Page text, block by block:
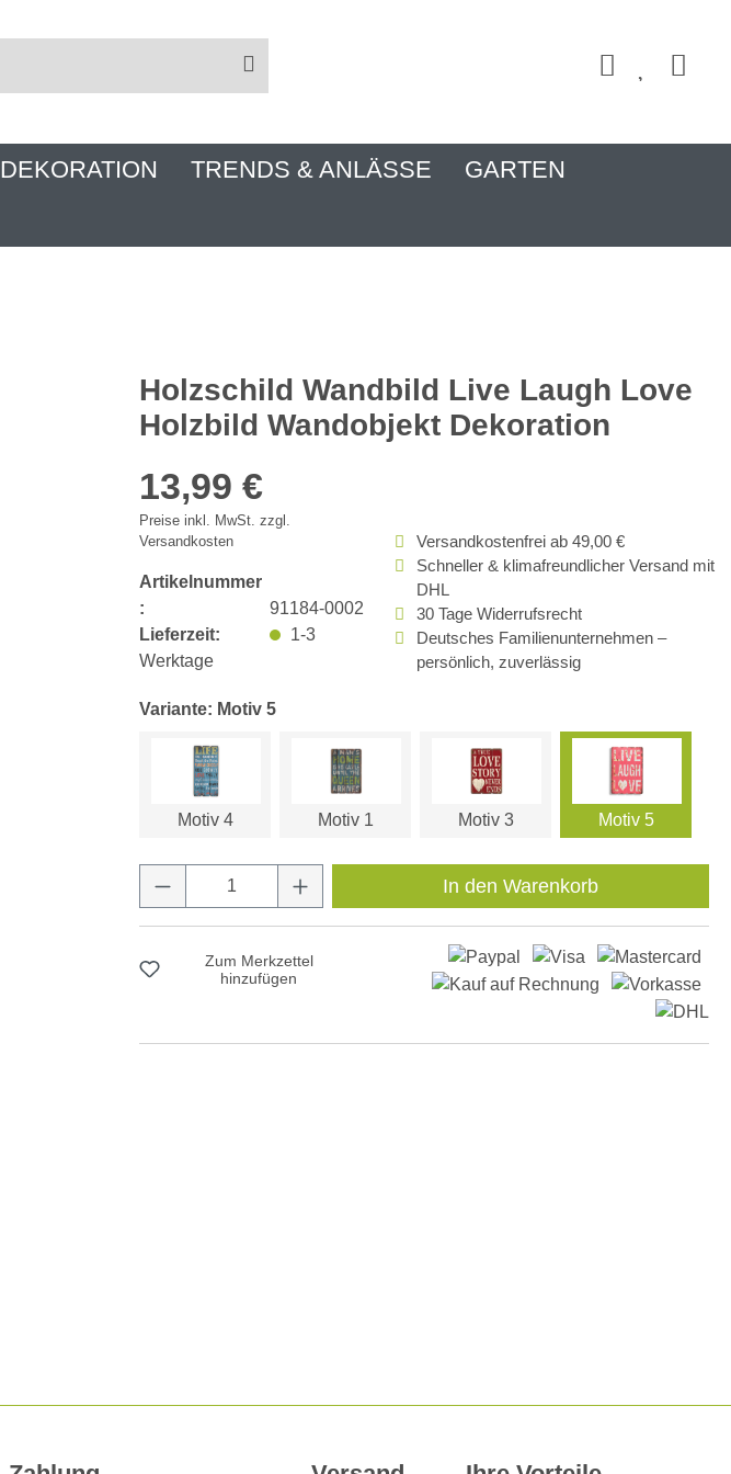
DEKORATION TRENDS & ANLÄSSE
GARTEN
Holzschild Wandbild Live Laugh Love
Holzbild Wandobjekt Dekoration
13,99 €
Preise inkl. MwSt. zzgl.
Versandkosten
Artikelnummer
:
91184-0002
Lieferzeit:
1-3
Werktage
Versandkostenfrei ab 49,00 €
Schneller & klimafreundlicher Versand mit
DHL
30 Tage Widerrufsrecht
Deutsches Familienunternehmen –
persönlich, zuverlässig
Variante: Motiv 5
Motiv 4 Motiv 1 Motiv 3 Motiv 5
Produkt Anzahl: Gib den gewünschten Wert ein
In den Warenkorb
Zum Merkzettel
hinzufügen